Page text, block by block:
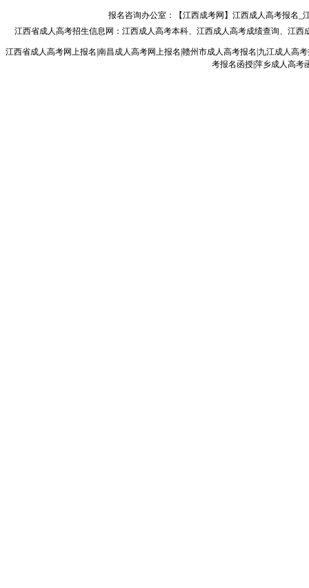
报名咨询办公室：【江西成考网】江西成人高考报名
江西省成人高考招生信息网： 江西成人高考本科、 江西成人高考成绩查询、 江西
江西省成人高考网上报名|南昌成人高考网上报名|赣州市成人高考报名|九江成人高
考报名函授|萍乡成人高考